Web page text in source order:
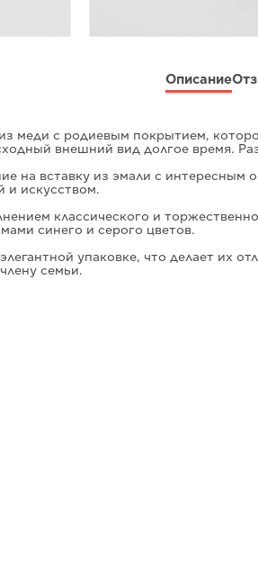
Описание
меди с родиевым покрытием,
внешний вид долгое время.
на вставку из эмали с интересным
и искусством.
классического и
синего и серого цветов.
упаковке, что делает их
семьи.